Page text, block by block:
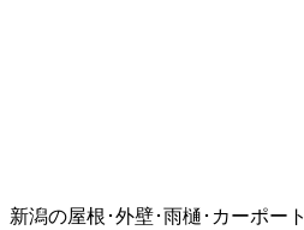
新潟の屋根･外壁･雨樋･カーポート